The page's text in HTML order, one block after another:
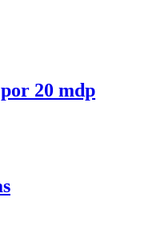
20 mdp